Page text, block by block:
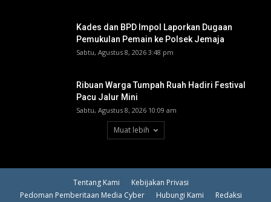
Kades dan BPD Impol Laporkan Dugaan
Pemukulan Pemain ke Polsek Jemaja
Sabtu, Agustus 8, 2026 3:48 pm
Ribuan Warga Tumpah Ruah Hadiri Festival
Pacu Jalur Mini
Sabtu, Agustus 8, 2026 10:09 am
Muat lebih
Tentang Kami
Kebijakan Privasi
Pedoman Pemberitaan Media Cyber
Hubungi Kami
Redaksi